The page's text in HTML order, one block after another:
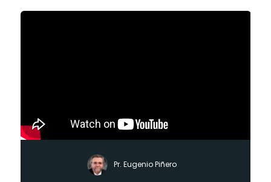
Pr. Eugenio Piñero